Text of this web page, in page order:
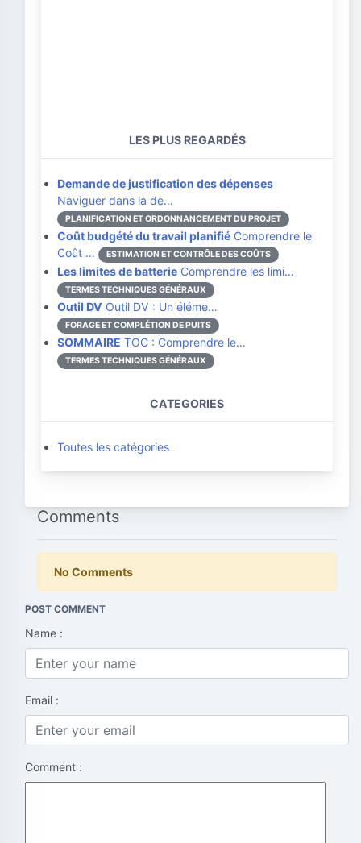
LES PLUS REGARDÉS
Demande de justification des dépenses
Naviguer dans la de…
PLANIFICATION ET ORDONNANCEMENT DU PROJET
Coût budgété du travail planifié Comprendre le
Coût …
ESTIMATION ET CONTRÔLE DES COÛTS
Les limites de batterie Comprendre les limi…
TERMES TECHNIQUES GÉNÉRAUX
Outil DV Outil DV : Un éléme…
FORAGE ET COMPLÉTION DE PUITS
SOMMAIRE TOC : Comprendre le…
TERMES TECHNIQUES GÉNÉRAUX
CATEGORIES
Toutes les catégories
Comments
No Comments
POST COMMENT
Name :
Email :
Comment :